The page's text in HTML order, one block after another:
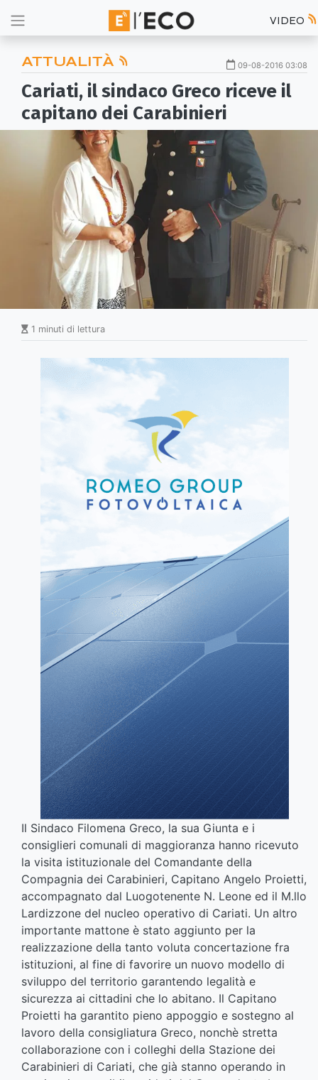
VIDEO
ATTUALITÀ 09-08-2016 03:08
Cariati, il sindaco Greco riceve il
capitano dei Carabinieri
1 minuti di lettura
Il Sindaco Filomena Greco, la sua Giunta e i
consiglieri comunali di maggioranza hanno ricevuto
la visita istituzionale del Comandante della
Compagnia dei Carabinieri, Capitano Angelo Proietti,
accompagnato dal Luogotenente N. Leone ed il M.llo
Lardizzone del nucleo operativo di Cariati. Un altro
importante mattone è stato aggiunto per la
realizzazione della tanto voluta concertazione fra
istituzioni, al fine di favorire un nuovo modello di
sviluppo del territorio garantendo legalità e
sicurezza ai cittadini che lo abitano. Il Capitano
Proietti ha garantito pieno appoggio e sostegno al
lavoro della consigliatura Greco, nonchè stretta
collaborazione con i colleghi della Stazione dei
Carabinieri di Cariati, che già stanno operando in